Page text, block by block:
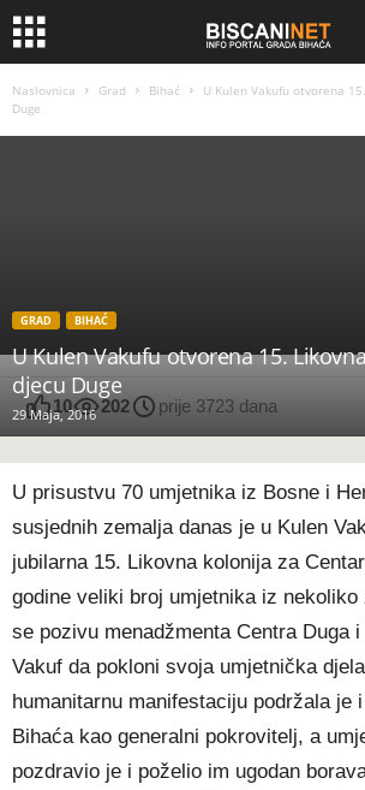
Naslovnica Grad Bihać
U Kulen Vakufu otvorena
Duge
10 202 prije 3723 dana
GRAD BIHAĆ
U Kulen Vakufu otvorena 15.
djecu Duge
29 Maja, 2016
U prisustvu 70 umjetnika iz Bosne i
susjednih zemalja danas je u Kulen
jubilarna 15. Likovna kolonija za
godine veliki broj umjetnika iz nekoliko
se pozivu menadžmenta Centra Duga
Vakuf da pokloni svoja umjetnička
humanitarnu manifestaciju podržala je
Bihaća kao generalni pokrovitelj, a
pozdravio je i poželio im ugodan